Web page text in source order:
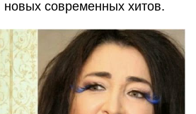
современных хитов.